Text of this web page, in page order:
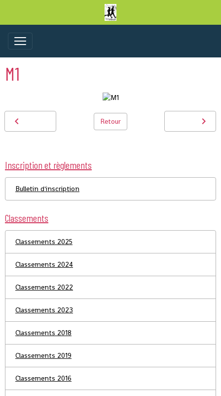
M1
Retour
Inscription et règlements
Bulletin d'inscription
Classements
Classements 2025
Classements 2024
Classements 2022
Classements 2023
Classements 2018
Classements 2019
Classements 2016